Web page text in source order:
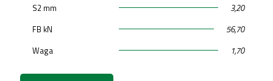
S2 mm
3,20
FB kN
56,70
Waga
1,70